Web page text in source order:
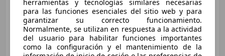
€ 7.900 1
Precio justo
herramientas y tecnologías similares necesarias
para las funciones esenciales del sitio web y para
garantizar su correcto funcionamiento.
Normalmente, se utilizan en respuesta a la actividad
del usuario para habilitar funciones importantes
como la configuración y el mantenimiento de la